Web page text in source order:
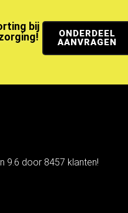
bij
ONDERDEEL
AANVRAGEN
9.6 door 8457 klanten!